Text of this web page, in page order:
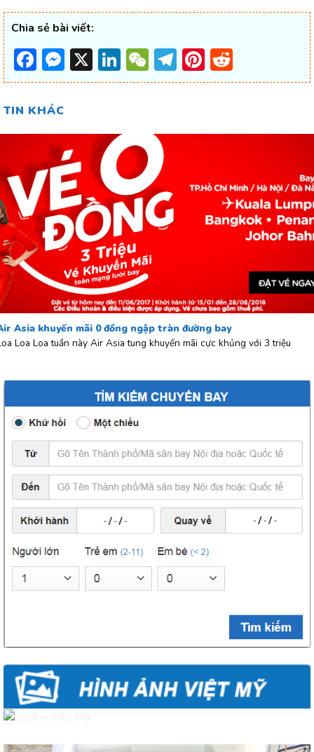
Chia sẻ bài viết:
Facebook
Messenger
X LinkedIn
WeChat
Telegram
Pinterest
TIN KHÁC
Asia khuyến mãi 0 đồng ngập tràn đường bay
Loa Loa tuần này Air Asia tung khuyến mãi cực khủng với 3 triệu